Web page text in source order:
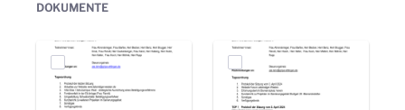
DOKUMENTE